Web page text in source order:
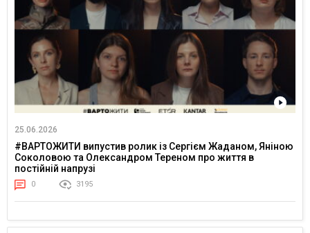
25.06.2026
#ВАРТОЖИТИ випустив ролик із Сергієм Жаданом, Яніною
Соколовою та Олександром Тереном про життя в
постійній напрузі
0 3195